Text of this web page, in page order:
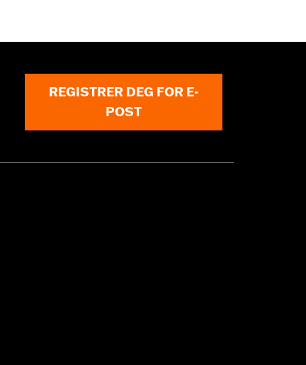
information.
REGISTRER DEG FOR E-
POST